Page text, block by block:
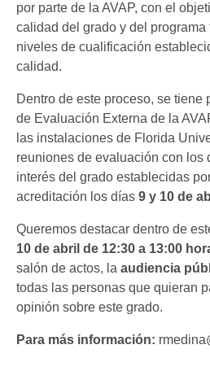
por parte de la AVAP, con el
calidad del grado y del
niveles de cualificación
calidad.
Dentro de este proceso, se tiene
de Evaluación Externa de la
las instalaciones de Florida
reuniones de evaluación con los
interés del grado establecidas
acreditación los días 9 y 10 de
Queremos destacar dentro de
10 de abril de 12:30 a 13:00
salón de actos, la audiencia
todas las personas que quieran
opinión sobre este grado.
Para más información: